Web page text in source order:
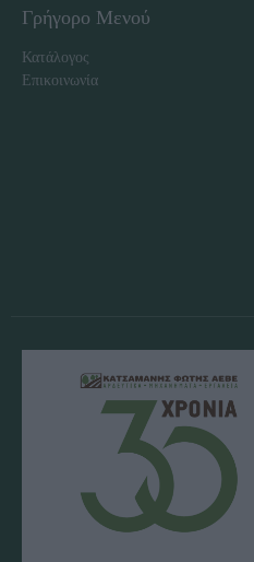
Γρήγορο Μενού
Κατάλογος
Επικοινωνία